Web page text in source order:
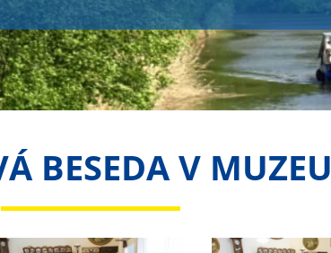
BESEDA V MUZEU